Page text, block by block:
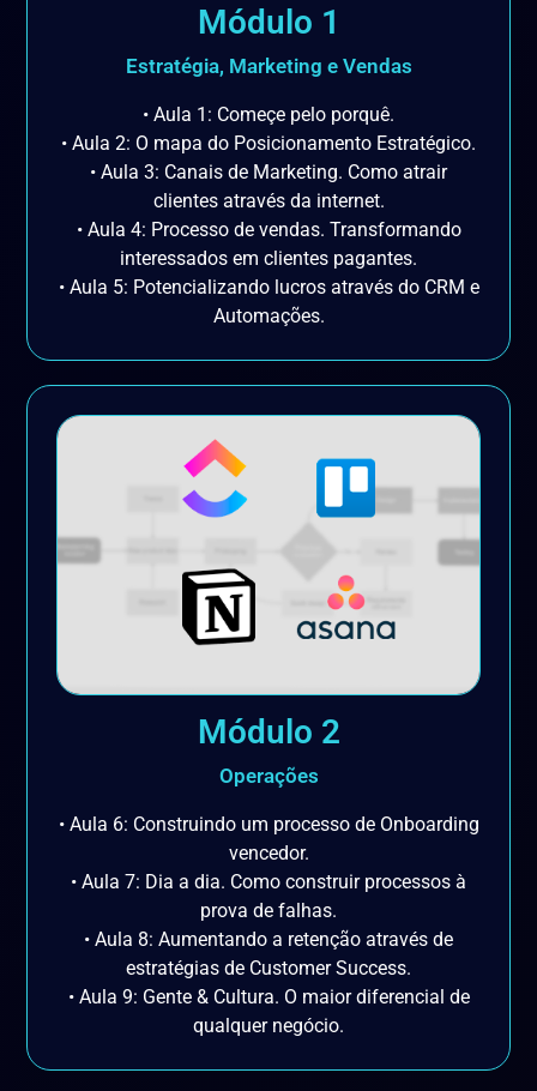
Módulo 1
Estratégia, Marketing e Vendas
• Aula 1: Começe pelo porquê.
• Aula 2: O mapa do Posicionamento Estratégico.
• Aula 3: Canais de Marketing. Como atrair
clientes através da internet.
• Aula 4: Processo de vendas. Transformando
interessados em clientes pagantes.
• Aula 5: Potencializando lucros através do CRM e
Automações.
Módulo 2
Operações
• Aula 6: Construindo um processo de Onboarding
vencedor.
• Aula 7: Dia a dia. Como construir processos à
prova de falhas.
• Aula 8: Aumentando a retenção através de
estratégias de Customer Success.
• Aula 9: Gente & Cultura. O maior diferencial de
qualquer negócio.